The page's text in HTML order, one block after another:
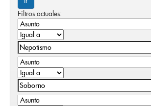
Filtros actuales: